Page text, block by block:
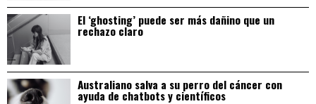
El ‘ghosting’ puede ser más dañino que un
rechazo claro
Australiano salva a su perro del cáncer con
ayuda de chatbots y científicos